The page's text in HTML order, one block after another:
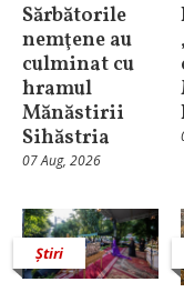
Sărbătorile
nemţene au
culminat cu
hramul
Mănăstirii
Sihăstria
07 Aug, 2026
Știri